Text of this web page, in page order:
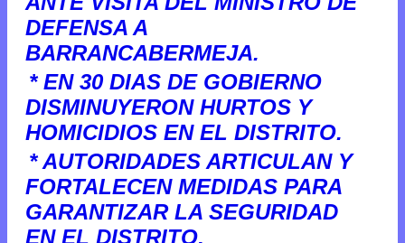
DEFENSA A
BARRANCABERMEJA.
* EN 30 DIAS DE GOBIERNO
DISMINUYERON HURTOS Y
HOMICIDIOS EN EL DISTRITO.
* AUTORIDADES ARTICULAN Y
FORTALECEN MEDIDAS PARA
GARANTIZAR LA SEGURIDAD
EN EL DISTRITO.